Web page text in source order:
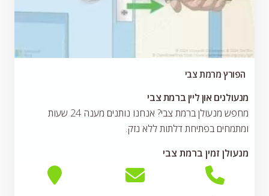
הפורץ מרמת צבי
מנעולנים און ליין ברמת צבי
מחפש מנעולן ברמת צבי? אנחנו נותנים מענה 24 שעות
ומתמחים בפתיחת דלתות ללא נזק.
מנעולן זמין ברמת צבי